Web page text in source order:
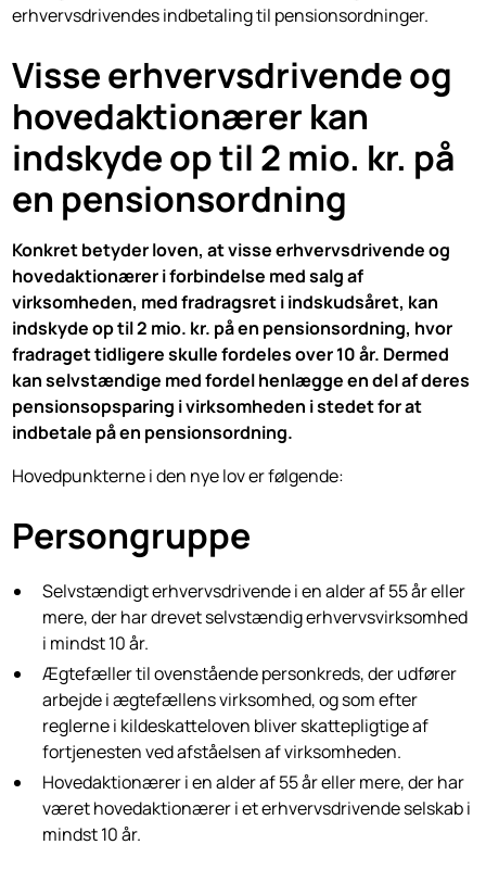
erhvervsdrivendes indbetaling til pensionsordninger.
Visse erhvervsdrivende og
hovedaktionærer kan
indskyde op til 2 mio. kr. på
en pensionsordning
Konkret betyder loven, at visse erhvervsdrivende og
hovedaktionærer i forbindelse med salg af
virksomheden, med fradragsret i indskudsåret, kan
indskyde op til 2 mio. kr. på en pensionsordning, hvor
fradraget tidligere skulle fordeles over 10 år. Dermed
kan selvstændige med fordel henlægge en del af deres
pensionsopsparing i virksomheden i stedet for at
indbetale på en pensionsordning.
Hovedpunkterne i den nye lov er følgende:
Persongruppe
Selvstændigt erhvervsdrivende i en alder af 55 år eller
mere, der har drevet selvstændig erhvervsvirksomhed
i mindst 10 år.
Ægtefæller til ovenstående personkreds, der udfører
arbejde i ægtefællens virksomhed, og som efter
reglerne i kildeskatteloven bliver skattepligtige af
fortjenesten ved afståelsen af virksomheden.
Hovedaktionærer i en alder af 55 år eller mere, der har
været hovedaktionærer i et erhvervsdrivende selskab i
mindst 10 år.